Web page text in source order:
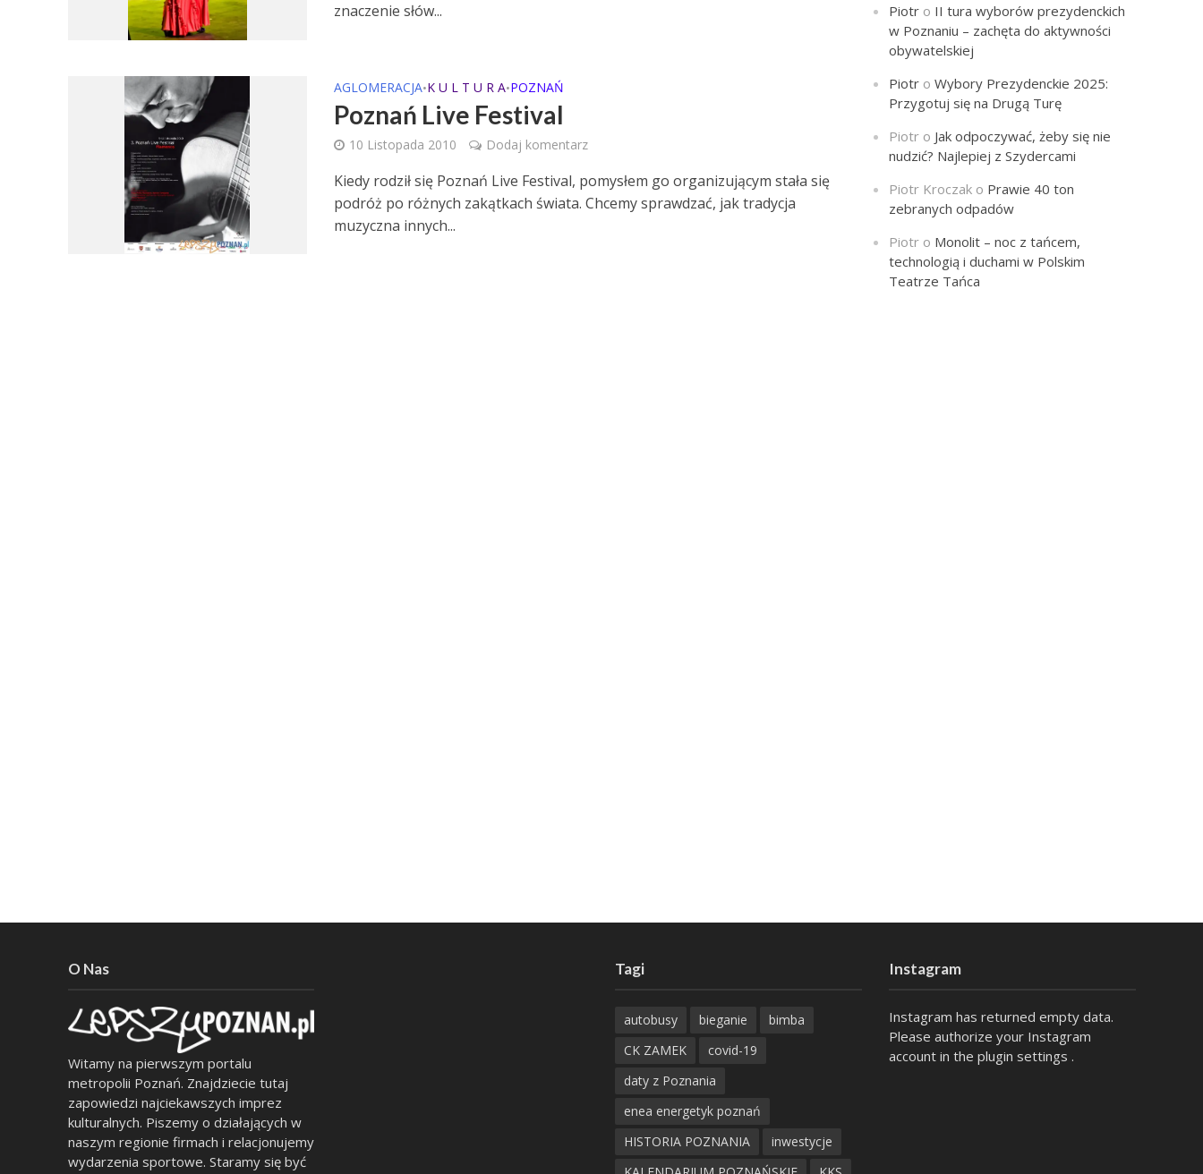
znaczenie słów...
AGLOMERACJA•K U L T U R A•POZNAŃ
Poznań Live Festival
10 Listopada 2010 Dodaj komentarz
Kiedy rodził się Poznań Live Festival, pomysłem go organizującym stała się
podróż po różnych zakątkach świata. Chcemy sprawdzać, jak tradycja
muzyczna innych...
Piotr o II tura wyborów prezydenckich
w Poznaniu – zachęta do aktywności
obywatelskiej
Piotr oWybory Prezydenckie 2025:
Przygotuj się na Drugą Turę
Piotr o Jak odpoczywać, żeby się nie
nudzić? Najlepiej z Szydercami
Piotr Kroczak o Prawie 40 ton
zebranych odpadów
Piotr o Monolit – noc z tańcem,
technologią i duchami w Polskim
Teatrze Tańca
O Nas
Witamy na pierwszym portalu
metropolii Poznań. Znajdziecie tutaj
zapowiedzi najciekawszych imprez
kulturalnych. Piszemy o działających w
naszym regionie firmach i relacjonujemy
wydarzenia sportowe. Staramy się być
Tagi
autobusy bieganie
bimba
CK ZAMEK
covid-19
daty z Poznania
enea energetyk poznań
HISTORIA POZNANIA
inwestycje
Instagram
Instagram has returned empty data.
Please authorize your Instagram
account in the plugin settings .